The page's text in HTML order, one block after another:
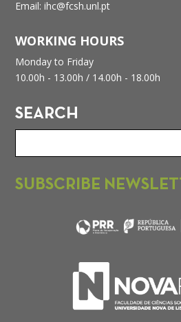
Email: ihc@fcsh.unl.pt
WORKING HOURS
Monday to Friday
10.00h - 13.00h / 14.00h - 18.00h
SEARCH
SUBSCRIBE